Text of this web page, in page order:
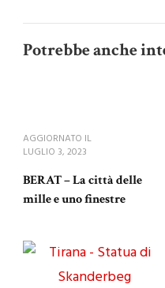
Potrebbe anche
AGGIORNATO IL
LUGLIO 3, 2023
BERAT – La città delle
mille e uno finestre